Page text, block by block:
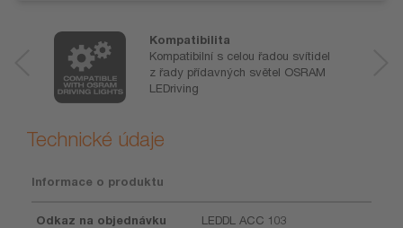
Kompatibilita
Kompatibilní s celou řadou svítidel
z řady přídavných světel OSRAM
LEDriving
Technické údaje
Informace o produktu
Odkaz na objednávku LEDDL ACC 103